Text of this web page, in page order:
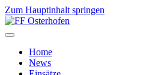
Zum Hauptinhalt springen
Home
News